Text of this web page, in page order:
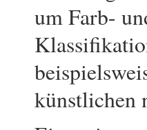
um Farb-
künstlichen